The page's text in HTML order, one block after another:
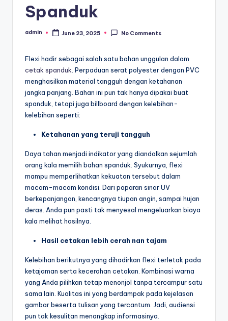
Spanduk
Posted
admin June 23, 2025 No Comments
Flexi hadir sebagai salah satu bahan unggulan dalam
cetak spanduk . Perpaduan serat polyester dengan PVC
menghasilkan material tangguh dengan ketahanan
jangka panjang. Bahan ini pun tak hanya dipakai buat
spanduk, tetapi juga billboard dengan kelebihan-
kelebihan seperti:
Ketahanan yang teruji tangguh
Daya tahan menjadi indikator yang diandalkan sejumlah
orang kala memilih bahan spanduk. Syukurnya, flexi
mampu memperlihatkan kekuatan tersebut dalam
macam-macam kondisi. Dari paparan sinar UV
berkepanjangan, kencangnya tiupan angin, sampai hujan
deras. Anda pun pasti tak menyesal mengeluarkan biaya
kala melihat hasilnya.
Hasil cetakan lebih cerah nan tajam
Kelebihan berikutnya yang dihadirkan flexi terletak pada
ketajaman serta kecerahan cetakan. Kombinasi warna
yang Anda pilihkan tetap menonjol tanpa tercampur satu
sama lain. Kualitas ini yang berdampak pada kejelasan
gambar beserta tulisan yang tercantum. Jadi, audiensi
pun tak kesulitan menangkap informasinya.